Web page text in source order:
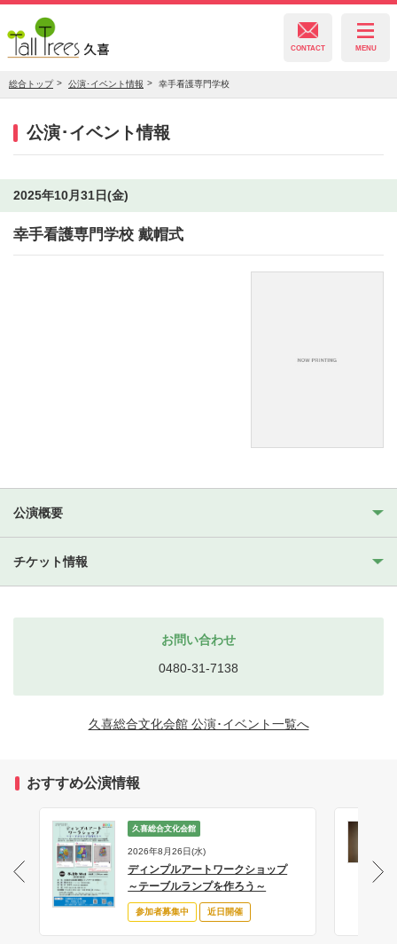
MENU
CONTACT
総合トップ 公演･イベント情報 幸手看護専門学校
公演･イベント情報
2025年10月31日(金)
幸手看護専門学校 戴帽式
公演概要
チケット情報
お問い合わせ
0480-31-7138
久喜総合文化会館 公演･イベント一覧へ
おすすめ公演情報
久喜総合文化会館
2026年8月26日(水)
ディンプルアートワークショップ
～テーブルランプを作ろう～
参加者募集中 近日開催
久喜総合文化会館
栗橋文化会館